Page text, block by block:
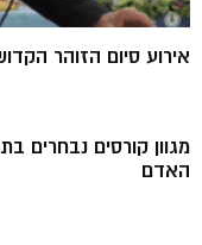
אירוע סיום הזוהר
מגוון קורסים נבחרים
האדם